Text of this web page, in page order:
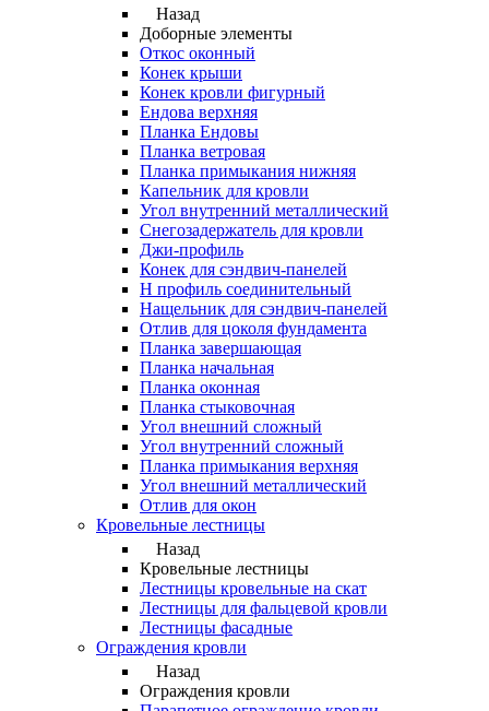
Назад
Доборные элементы
Откос оконный
Конек крыши
Конек кровли фигурный
Ендова верхняя
Планка Ендовы
Планка ветровая
Планка примыкания нижняя
Капельник для кровли
Угол внутренний металлический
Снегозадержатель для кровли
Джи-профиль
Конек для сэндвич-панелей
Н профиль соединительный
Нащельник для сэндвич-панелей
Отлив для цоколя фундамента
Планка завершающая
Планка начальная
Планка оконная
Планка стыковочная
Угол внешний сложный
Угол внутренний сложный
Планка примыкания верхняя
Угол внешний металлический
Отлив для окон
Кровельные лестницы
Назад
Кровельные лестницы
Лестницы кровельные на скат
Лестницы для фальцевой кровли
Лестницы фасадные
Ограждения кровли
Назад
Ограждения кровли